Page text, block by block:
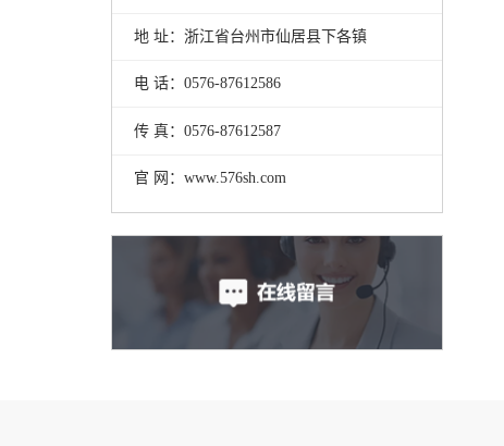
地 址：浙江省台州市仙居县下各镇
电 话：0576-87612586
传 真：0576-87612587
官 网：www.576sh.com